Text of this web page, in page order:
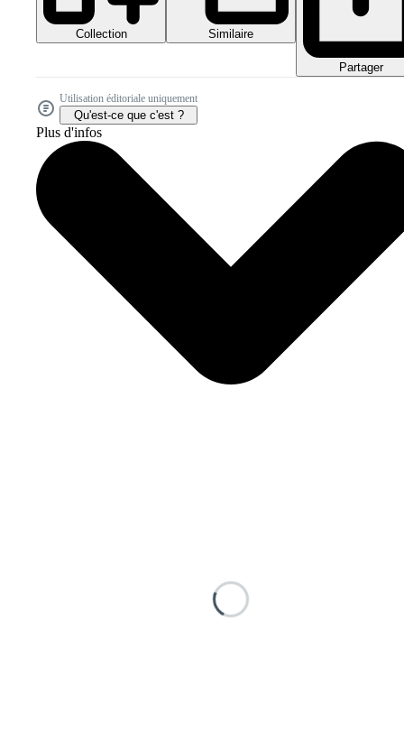
Collection Similaire
Partager
Utilisation éditoriale uniquement
Qu'est-ce que c'est ?
Plus d'infos